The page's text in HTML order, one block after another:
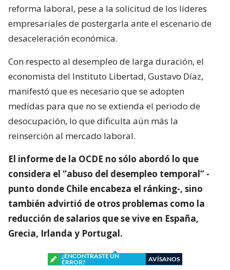
reforma laboral, pese a la solicitud de los líderes
empresariales de postergarla ante el escenario de
desaceleración económica.
Con respecto al desempleo de larga duración, el
economista del Instituto Libertad, Gustavo Díaz,
manifestó que es necesario que se adopten
medidas para que no se extienda el periodo de
desocupación, lo que dificulta aún más la
reinserción al mercado laboral.
El informe de la OCDE no sólo abordó lo que
considera el “abuso del desempleo temporal” -
punto donde Chile encabeza el ránking-, sino
también advirtió de otros problemas como la
reducción de salarios que se vive en España,
Grecia, Irlanda y Portugal.
¿ENCONTRASTE UN
ERROR?
AVÍSANOS